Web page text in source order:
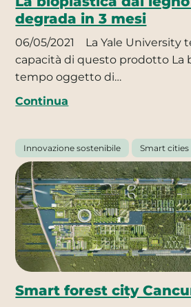
degrada in 3 mesi
06/05/2021
La Yale University
capacità di questo prodotto La
tempo oggetto di…
Continua
Innovazione sostenibile Smart cities
Smart forest city